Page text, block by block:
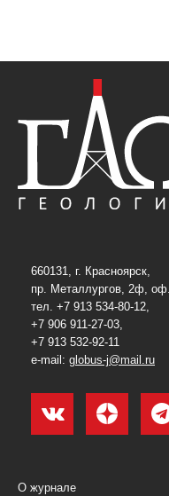
660131, г. Красноярск,
пр. Металлургов, 2ф,
тел. +7 913 534-80-12,
+7 906 911-27-03,
+7 913 532-92-11
e-mail: globus-j@mail.ru
О журнале